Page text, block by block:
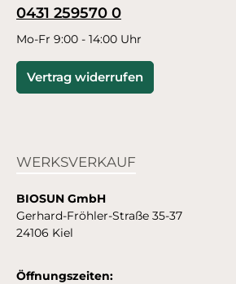
0431 259570 0
Mo-Fr 9:00 - 14:00 Uhr
Vertrag widerrufen
WERKSVERKAUF
BIOSUN GmbH
Gerhard-Fröhler-Straße 35-37
24106 Kiel
Öffnungszeiten: